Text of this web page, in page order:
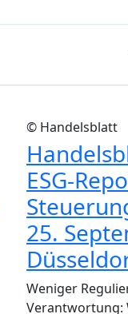
© Handelsblatt
ESG-
25.
Weniger
Verantwortung: